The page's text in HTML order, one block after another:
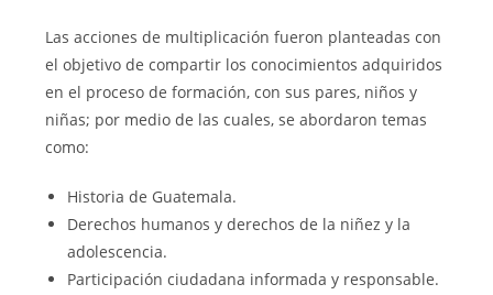
Las acciones de multiplicación fueron planteadas con
el objetivo de compartir los conocimientos adquiridos
en el proceso de formación, con sus pares, niños y
niñas; por medio de las cuales, se abordaron temas
como:
Historia de Guatemala.
Derechos humanos y derechos de la niñez y la
adolescencia.
Participación ciudadana informada y responsable.